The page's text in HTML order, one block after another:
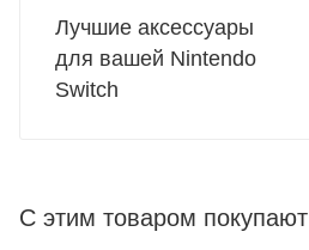
Лучшие аксессуары
для вашей Nintendo
Switch
С этим товаром покупают